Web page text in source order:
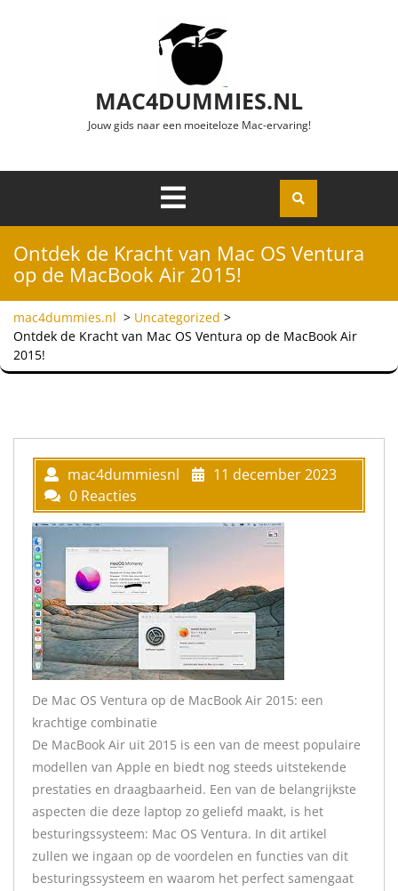
MAC4DUMMIES.NL
Jouw gids naar een moeiteloze Mac-ervaring!
Openen
Ontdek de Kracht van Mac OS Ventura
op de MacBook Air 2015!
mac4dummies.nl > Uncategorized >
Ontdek de Kracht van Mac OS Ventura op de MacBook Air
2015!
mac4dummiesnl
11 december 2023
0 Reacties
De Mac OS Ventura op de MacBook Air 2015: een
krachtige combinatie
De MacBook Air uit 2015 is een van de meest populaire
modellen van Apple en biedt nog steeds uitstekende
prestaties en draagbaarheid. Een van de belangrijkste
aspecten die deze laptop zo geliefd maakt, is het
besturingssysteem: Mac OS Ventura. In dit artikel
zullen we ingaan op de voordelen en functies van dit
besturingssysteem en waarom het perfect samengaat